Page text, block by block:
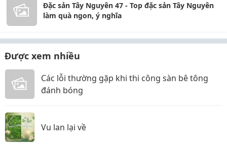
Đặc sản Tây Nguyên 47 - Top đặc sản Tây Nguyên
làm quà ngon, ý nghĩa
Được xem nhiều
Các lỗi thường gặp khi thi công sàn bê tông
đánh bóng
Vu lan lại về